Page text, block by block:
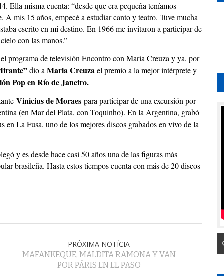
Ella misma cuenta: “desde que era pequeña teníamos
A mis 15 años, empecé a estudiar canto y teatro. Tuve mucha
escrito en mi destino. En 1966 me invitaron a participar de
con las manos.”
programa de televisión Encontro con Maria Creuza y ya, por
dio a Maria Creuzael premio a la mejor intérprete y
Pop en Río de Janeiro.
Vinicius de Moraes para participar de una excursión por
(en Mar del Plata, con Toquinho). En la Argentina, grabó
La Fusa, uno de los mejores discos grabados en vivo de la
y es desde hace casi 50 años una de las figuras más
brasileña. Hasta estos tiempos cuenta con más de 20 discos
PRÓXIMA NOTÍCIA
MAFANKEQUE, MALDITA RAMONA Y VAN
POR PÁRIS EN EL PASO